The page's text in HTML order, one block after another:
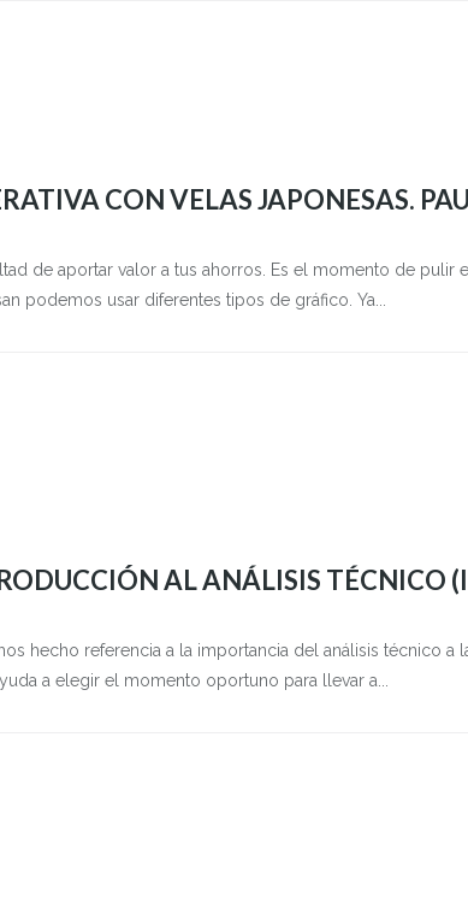
CON VELAS JAPONESAS.
de aportar valor a tus ahorros. Es el momento de pulir
podemos usar diferentes tipos de gráfico. Ya...
AL ANÁLISIS TÉCNICO
hecho referencia a la importancia del análisis técnico a
a elegir el momento oportuno para llevar a...